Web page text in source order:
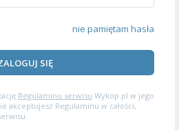
nie pamiętam hasła
SIĘ
Regulaminu serwisu Wykop.pl w jego
akceptujesz Regulaminu w całości,